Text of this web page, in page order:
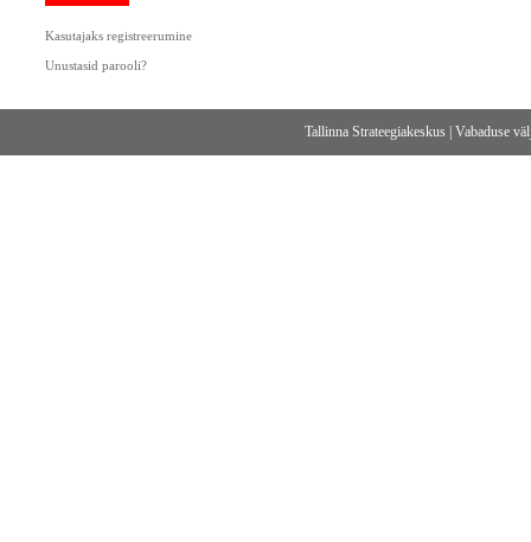
Kasutajaks registreerumine
Unustasid parooli?
Tallinna Strateegiakeskus |Vabaduse